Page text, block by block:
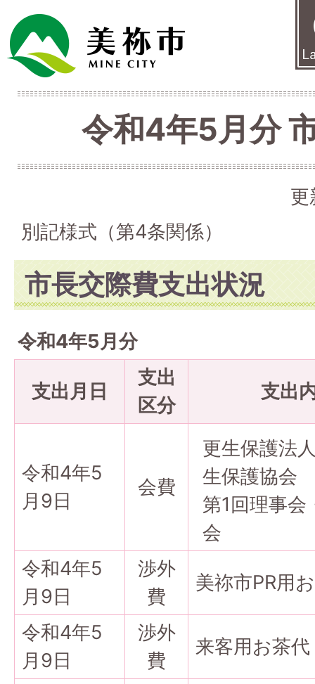
令和4年5月分
更
別記様式（第4条関係）
市長交際費支出状況
令和4年5月分
支出月日
支出
区分
支出
令和4年5
月9日
会費
更生保護法
生保護協会
第1回理事会
会
令和4年5
月9日
渉外
費
美祢市PR用
令和4年5
月9日
渉外
費
来客用お茶代